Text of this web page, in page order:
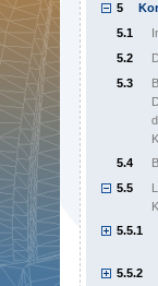
5
5.1
5.2
5.3
5.4
5.5
5.5.1
5.5.2